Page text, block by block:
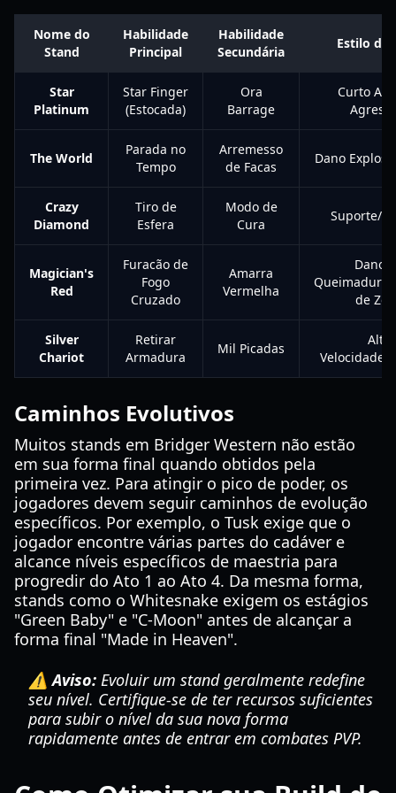
Nome do
Stand
Habilidade
Principal
Habilidade
Secundária
Estilo de
Star
Platinum
Star Finger
(Estocada)
Ora
Barrage
Curto
The World
Parada no
Tempo
Arremesso
de Facas
Dano
Crazy
Diamond
Tiro de
Esfera
Modo de
Cura
Suporte/
Magician's
Red
Furacão de
Fogo
Cruzado
Amarra
Vermelha
Dano
de
Silver
Chariot
Retirar
Armadura
Mil Picadas
Alta
Velocidade/
Caminhos Evolutivos
Muitos stands em Bridger Western não estão
em sua forma final quando obtidos pela
primeira vez. Para atingir o pico de poder, os
jogadores devem seguir caminhos de evolução
específicos. Por exemplo, o Tusk exige que o
jogador encontre várias partes do cadáver e
alcance níveis específicos de maestria para
progredir do Ato 1 ao Ato 4. Da mesma forma,
stands como o Whitesnake exigem os estágios
"Green Baby" e "C-Moon" antes de alcançar a
forma final "Made in Heaven".
⚠️ Aviso: Evoluir um stand geralmente redefine
seu nível. Certifique-se de ter recursos suficientes
para subir o nível da sua nova forma
rapidamente antes de entrar em combates PVP.